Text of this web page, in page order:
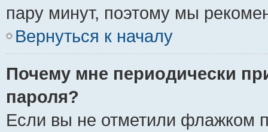
пару минут, поэтому мы
Вернуться к началу
Почему мне периодически
пароля?
Если вы не отметили флажком